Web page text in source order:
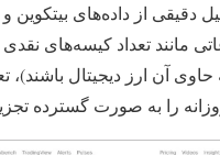
دقیقی از داده‌های بیتکوین و
مانند تعداد کیسه‌های نقدی
آن ارز دیجیتال باشند)،
را به صورت گسترده